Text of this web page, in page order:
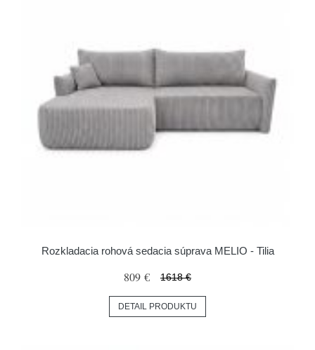
Rozkladacia rohová sedacia súprava MELIO - Tilia
809 € 1618 €
DETAIL PRODUKTU